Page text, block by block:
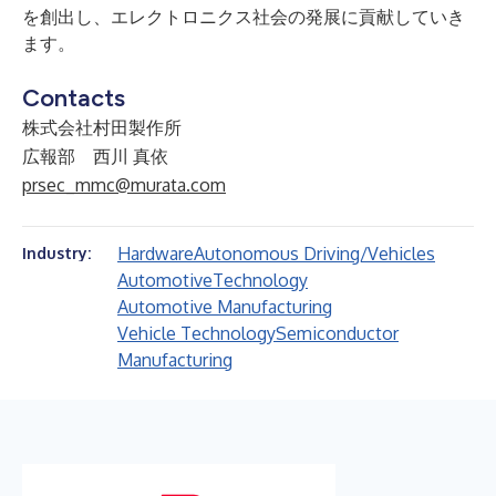
を創出し、エレクトロニクス社会の発展に貢献していき
ます。
Contacts
株式会社村田製作所
広報部 西川 真依
prsec_mmc@murata.com
Industry: HardwareAutonomous Driving/Vehicles
AutomotiveTechnology
Automotive Manufacturing
Vehicle TechnologySemiconductor
Manufacturing